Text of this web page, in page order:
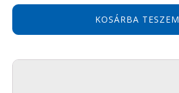
KOSÁRBA TESZEM